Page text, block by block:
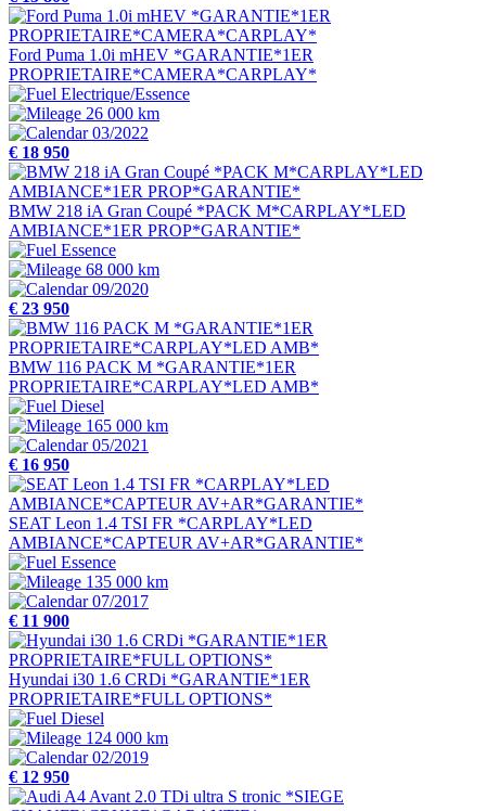
Ford Puma 1.0i mHEV *GARANTIE*1ER
PROPRIETAIRE*CAMERA*CARPLAY*
Electrique/Essence
26 000 km
03/2022
€ 18 950
BMW 218 iA Gran Coupé *PACK M*CARPLAY*LED
AMBIANCE*1ER PROP*GARANTIE*
Essence
68 000 km
09/2020
€ 23 950
BMW 116 PACK M *GARANTIE*1ER
PROPRIETAIRE*CARPLAY*LED AMB*
Diesel
165 000 km
05/2021
€ 16 950
SEAT Leon 1.4 TSI FR *CARPLAY*LED
AMBIANCE*CAPTEUR AV+AR*GARANTIE*
Essence
135 000 km
07/2017
€ 11 900
Hyundai i30 1.6 CRDi *GARANTIE*1ER
PROPRIETAIRE*FULL OPTIONS*
Diesel
124 000 km
02/2019
€ 12 950